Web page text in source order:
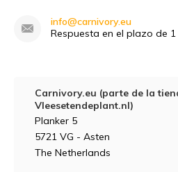
info@carnivory.eu
Respuesta en el plazo de
Carnivory.eu (parte de la
Vleesetendeplant.nl)
Planker 5
5721 VG - Asten
The Netherlands